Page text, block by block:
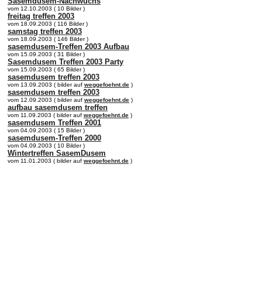
vom 12.10.2003 ( 10 Bilder )
freitag treffen 2003
vom 18.09.2003 ( 116 Bilder )
samstag treffen 2003
vom 18.09.2003 ( 146 Bilder )
sasemdusem-Treffen 2003 Aufbau
vom 15.09.2003 ( 31 Bilder )
Sasemdusem Treffen 2003 Party
vom 15.09.2003 ( 65 Bilder )
sasemdusem treffen 2003
vom 13.09.2003 ( bilder auf weggefoehnt.de )
sasemdusem treffen 2003
vom 12.09.2003 ( bilder auf weggefoehnt.de )
aufbau sasemdusem treffen
vom 11.09.2003 ( bilder auf weggefoehnt.de )
sasemdusem Treffen 2001
vom 04.09.2003 ( 15 Bilder )
sasemdusem-Treffen 2000
vom 04.09.2003 ( 10 Bilder )
Wintertreffen SasemDusem
vom 11.01.2003 ( bilder auf weggefoehnt.de )